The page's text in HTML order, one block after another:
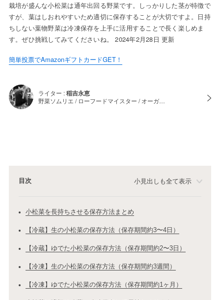
栽培が盛んな小松菜は通年出回る野菜です。しっかりした茎が特徴で
すが、葉はしおれやすいため適切に保存することが大切ですよ。日持
ちしない葉物野菜は冷凍保存を上手に活用することで長く楽しめま
す。ぜひ挑戦してみてくださいね。 2024年2月28日 更新
簡単投票でAmazonギフトカードGET！
ライター :稲吉永恵
野菜ソムリエ / ローフードマイスター / オーガ…
目次 小見出しも全て表示
小松菜を長持ちさせる保存方法まとめ
【冷蔵】生の小松菜の保存方法（保存期間約3〜4日）
【冷蔵】ゆでた小松菜の保存方法（保存期間約2〜3日）
【冷凍】生の小松菜の保存方法（保存期間約3週間）
【冷凍】ゆでた小松菜の保存方法（保存期間約1ヶ月）